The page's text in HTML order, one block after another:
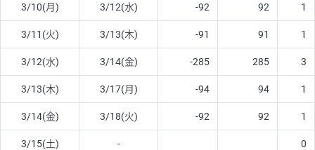
3/10(月) 3/12(水) -92 92 1
3/11(火) 3/13(木) -91 91 1
3/12(水) 3/14(金) -285 285 3
3/13(木) 3/17(月) -94 94 1
3/14(金) 3/18(火) -92 92 1
3/15(土) - 0